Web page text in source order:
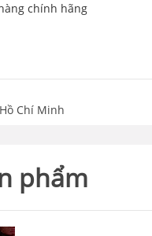
chính hãng
Chí Minh
phẩm